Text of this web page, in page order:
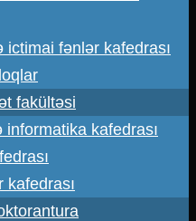
ictimai fənlər kafedrası
fakültəsi
informatika kafedrası
kafedrası